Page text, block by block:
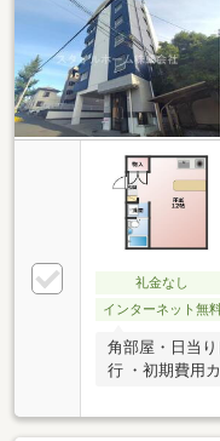
礼金なし
インターネット無
角部屋・日当
行 ・初期費用